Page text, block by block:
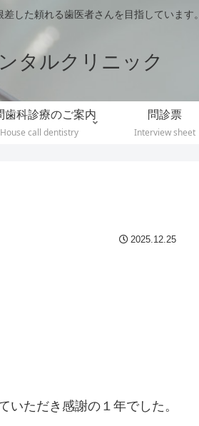
した頼れる歯医者さんを目指しています。
タルクリニック
歯科診療のご案内
House call dentistry
問診票
Interview sheet
2025.12.25
ただき感謝の１年でした。